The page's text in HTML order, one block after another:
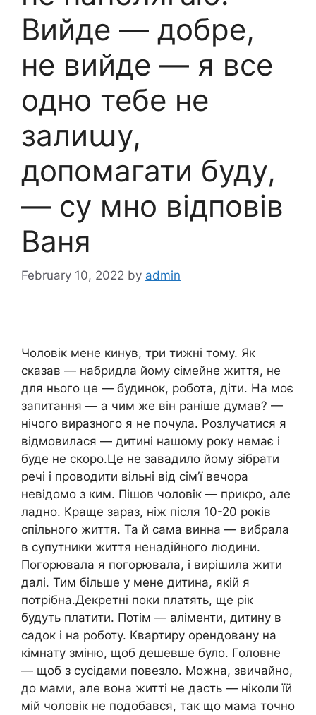
Вийде — добре,
не вийде — я все
одно тебе не
залиաу,
допомагати буду,
— су мно відповів
Ваня
February 10, 2022 by admin
Чоловік мене кинув, три тижні тому. Як
сказав — набридла йому сімейне життя, не
для нього це — будинок, робота, діти. На моє
запитання — а чим же він раніше думав? —
нічого виразного я не почула. Розлучатися я
відмовилася — дитині нашому року немає і
буде не скоро.Це не завадило йому зібрати
речі і проводити вільні від сім’ї вечора
невідомо з ким. Пішов чоловік — прикро, але
ладно. Краще зараз, ніж після 10-20 років
спільного життя. Та й сама винна — вибрала
в супутники життя ненадійного людини.
Погорювала я погорювала, і вирішила жити
далі. Тим більше у мене дитина, якій я
потрібна.Декретні поки платять, ще рік
будуть платити. Потім — аліменти, дитину в
садок і на роботу. Квартиру орендовану на
кімнату зміню, щоб дешевше було. Головне
— щоб з сусідами повезло. Можна, звичайно,
до мами, але вона житті не дасть — ніколи їй
мій чоловік не подобався, так що мама точно